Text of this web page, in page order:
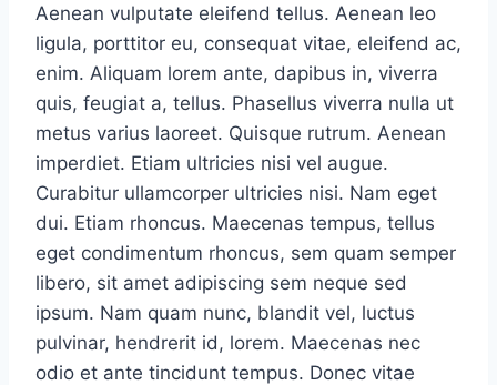
Aenean vulputate eleifend tellus. Aenean leo
ligula, porttitor eu, consequat vitae, eleifend ac,
enim. Aliquam lorem ante, dapibus in, viverra
quis, feugiat a, tellus. Phasellus viverra nulla ut
metus varius laoreet. Quisque rutrum. Aenean
imperdiet. Etiam ultricies nisi vel augue.
Curabitur ullamcorper ultricies nisi. Nam eget
dui. Etiam rhoncus. Maecenas tempus, tellus
eget condimentum rhoncus, sem quam semper
libero, sit amet adipiscing sem neque sed
ipsum. Nam quam nunc, blandit vel, luctus
pulvinar, hendrerit id, lorem. Maecenas nec
odio et ante tincidunt tempus. Donec vitae